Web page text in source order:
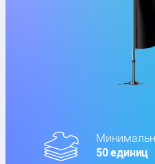
50 единиц